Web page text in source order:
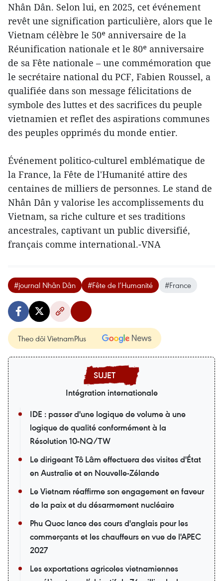
Nhân Dân. Selon lui, en 2025, cet événement
revêt une signification particulière, alors que le
Vietnam célèbre le 50ᵉ anniversaire de la
Réunification nationale et le 80ᵉ anniversaire
de sa Fête nationale – une commémoration que
le secrétaire national du PCF, Fabien Roussel, a
qualifiée dans son message félicitations de
symbole des luttes et des sacrifices du peuple
vietnamien et reflet des aspirations communes
des peuples opprimés du monde entier.
Événement politico-culturel emblématique de
la France, la Fête de l'Humanité attire des
centaines de milliers de personnes. Le stand de
Nhân Dân y valorise les accomplissements du
Vietnam, sa riche culture et ses traditions
ancestrales, captivant un public diversifié,
français comme international.-VNA
#journal Nhân Dân #Fête de l’Humanité #France
Theo dõi VietnamPlus
Intégration internationale
IDE : passer d'une logique de volume à une
logique de qualité conformément à la
Résolution 10-NQ/TW
Le dirigeant Tô Lâm effectuera des visites d'État
en Australie et en Nouvelle-Zélande
Le Vietnam réaffirme son engagement en faveur
de la paix et du désarmement nucléaire
Phu Quoc lance des cours d'anglais pour les
commerçants et les chauffeurs en vue de l'APEC
2027
Les exportations agricoles vietnamiennes